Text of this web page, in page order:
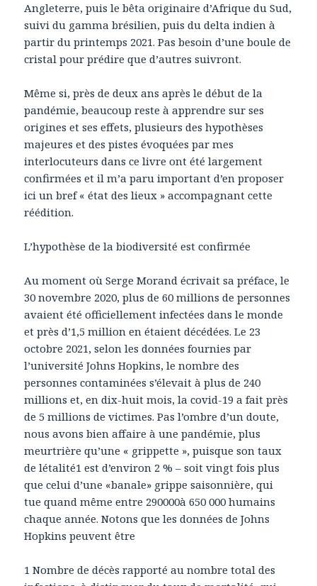
Angleterre, puis le bêta originaire d’Afrique du Sud,
suivi du gamma brésilien, puis du delta indien à
partir du printemps 2021. Pas besoin d’une boule de
cristal pour prédire que d’autres suivront.
Même si, près de deux ans après le début de la
pandémie, beaucoup reste à apprendre sur ses
origines et ses effets, plusieurs des hypothèses
majeures et des pistes évoquées par mes
interlocuteurs dans ce livre ont été largement
confirmées et il m’a paru important d’en proposer
ici un bref « état des lieux » accompagnant cette
réédition.
L’hypothèse de la biodiversité est confirmée
Au moment où Serge Morand écrivait sa préface, le
30 novembre 2020, plus de 60 millions de personnes
avaient été officiellement infectées dans le monde
et près d’1,5 million en étaient décédées. Le 23
octobre 2021, selon les données fournies par
l’université Johns Hopkins, le nombre des
personnes contaminées s’élevait à plus de 240
millions et, en dix-huit mois, la covid-19 a fait près
de 5 millions de victimes. Pas l’ombre d’un doute,
nous avons bien affaire à une pandémie, plus
meurtrière qu’une « grippette », puisque son taux
de létalité1 est d’environ 2 % – soit vingt fois plus
que celui d’une «banale» grippe saisonnière, qui
tue quand même entre 290000à 650 000 humains
chaque année. Notons que les données de Johns
Hopkins peuvent être
1 Nombre de décès rapporté au nombre total des